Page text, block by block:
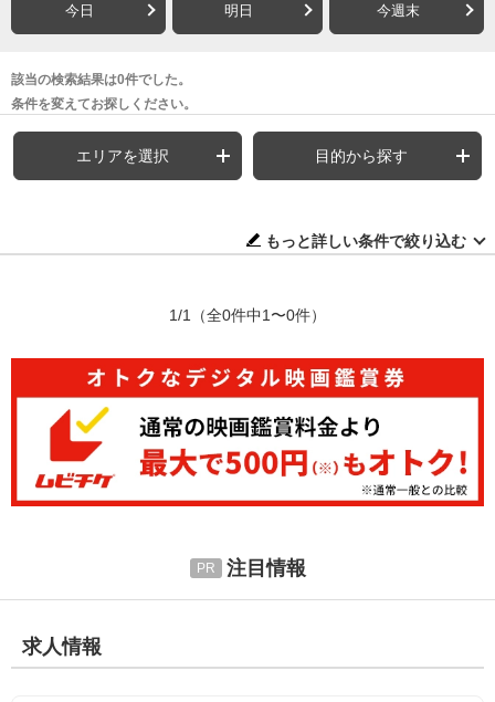
今日 明日 今週末
該当の検索結果は0件でした。
条件を変えてお探しください。
エリアを選択 目的から探す
もっと詳しい条件で絞り込む
1/1 （全0件中1〜0件）
注目情報
求人情報